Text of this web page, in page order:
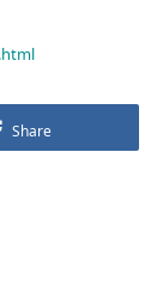
Share